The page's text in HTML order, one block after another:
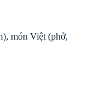
món Việt (phở,